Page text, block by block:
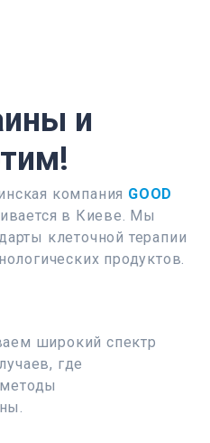
и
компания GOOD
в Киеве. Мы
клеточной терапии
продуктов.
широкий спектр
где